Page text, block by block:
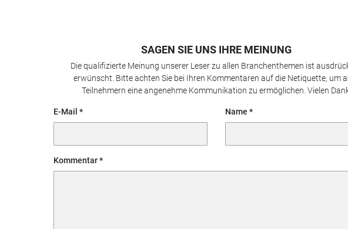
SAGEN SIE UNS IHRE MEINUNG
Die qualifizierte Meinung unserer Leser zu allen Branchenthemen ist
erwünscht. Bitte achten Sie bei Ihren Kommentaren auf die Netiquette, um
Teilnehmern eine angenehme Kommunikation zu ermöglichen. Vielen
E-Mail Name
Kommentar